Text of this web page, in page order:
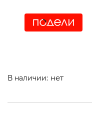
В наличии: нет